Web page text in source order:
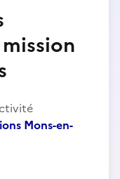
Mons-en-